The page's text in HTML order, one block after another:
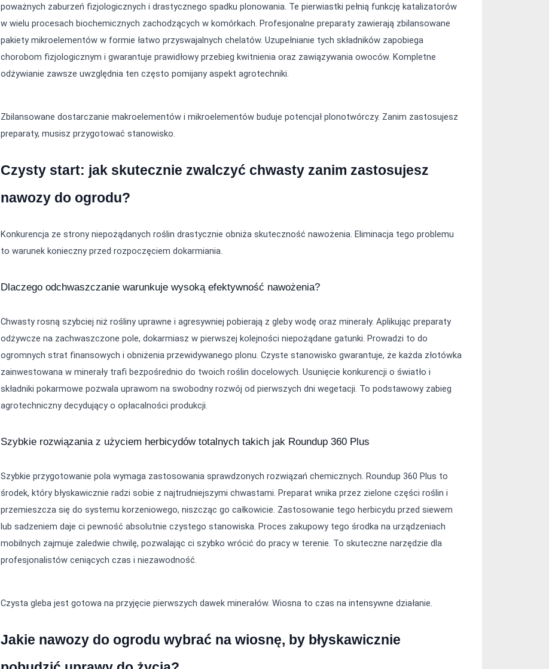
poważnych zaburzeń fizjologicznych i drastycznego spadku plonowania. Te pierwiastki pełnią funkcję katalizatorów
w wielu procesach biochemicznych zachodzących w komórkach. Profesjonalne preparaty zawierają zbilansowane
pakiety mikroelementów w formie łatwo przyswajalnych chelatów. Uzupełnianie tych składników zapobiega
chorobom fizjologicznym i gwarantuje prawidłowy przebieg kwitnienia oraz zawiązywania owoców. Kompletne
odżywianie zawsze uwzględnia ten często pomijany aspekt agrotechniki.
Zbilansowane dostarczanie makroelementów i mikroelementów buduje potencjał plonotwórczy. Zanim zastosujesz
preparaty, musisz przygotować stanowisko.
Czysty start: jak skutecznie zwalczyć chwasty zanim zastosujesz
nawozy do ogrodu?
Konkurencja ze strony niepożądanych roślin drastycznie obniża skuteczność nawożenia. Eliminacja tego problemu
to warunek konieczny przed rozpoczęciem dokarmiania.
Dlaczego odchwaszczanie warunkuje wysoką efektywność nawożenia?
Chwasty rosną szybciej niż rośliny uprawne i agresywniej pobierają z gleby wodę oraz minerały. Aplikując preparaty
odżywcze na zachwaszczone pole, dokarmiasz w pierwszej kolejności niepożądane gatunki. Prowadzi to do
ogromnych strat finansowych i obniżenia przewidywanego plonu. Czyste stanowisko gwarantuje, że każda złotówka
zainwestowana w minerały trafi bezpośrednio do twoich roślin docelowych. Usunięcie konkurencji o światło i
składniki pokarmowe pozwala uprawom na swobodny rozwój od pierwszych dni wegetacji. To podstawowy zabieg
agrotechniczny decydujący o opłacalności produkcji.
Szybkie rozwiązania z użyciem herbicydów totalnych takich jak Roundup 360 Plus
Szybkie przygotowanie pola wymaga zastosowania sprawdzonych rozwiązań chemicznych. Roundup 360 Plus to
środek, który błyskawicznie radzi sobie z najtrudniejszymi chwastami. Preparat wnika przez zielone części roślin i
przemieszcza się do systemu korzeniowego, niszcząc go całkowicie. Zastosowanie tego herbicydu przed siewem
lub sadzeniem daje ci pewność absolutnie czystego stanowiska. Proces zakupowy tego środka na urządzeniach
mobilnych zajmuje zaledwie chwilę, pozwalając ci szybko wrócić do pracy w terenie. To skuteczne narzędzie dla
profesjonalistów ceniących czas i niezawodność.
Czysta gleba jest gotowa na przyjęcie pierwszych dawek minerałów. Wiosna to czas na intensywne działanie.
Jakie nawozy do ogrodu wybrać na wiosnę, by błyskawicznie